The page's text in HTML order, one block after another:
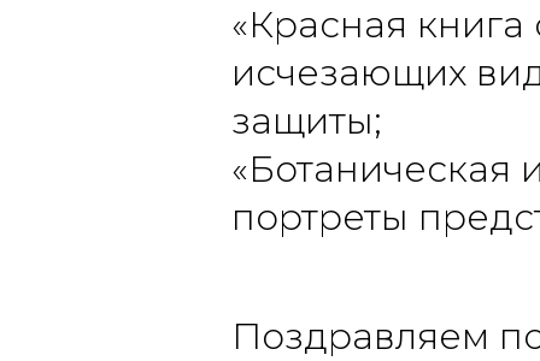
«Красная
исчезающих
защиты;
«Ботаническая
портреты
Поздравляем